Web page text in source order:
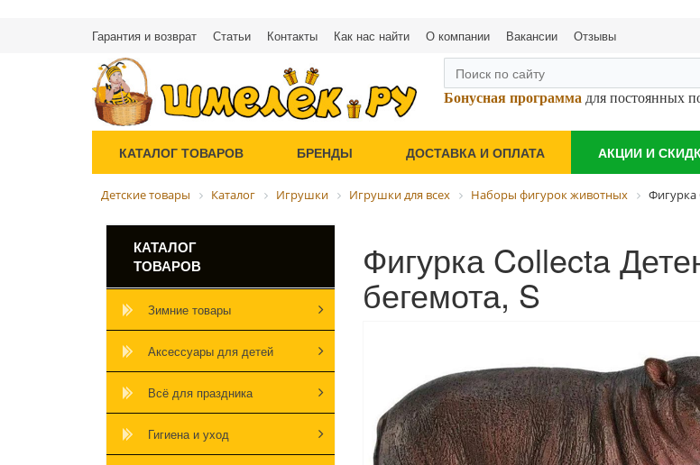
Гарантия и возврат Статьи Контакты Как нас найти О компании Вакансии Отзывы
Бонусная программа для постоянных
КАТАЛОГ ТОВАРОВ БРЕНДЫ ДОСТАВКА И ОПЛАТА АКЦИИ И
Детские товары Каталог Игрушки Игрушки для всех Наборы фигурок животных Фигурка
КАТАЛОГ
ТОВАРОВ
Зимние товары
Аксессуары для детей
Всё для праздника
Гигиена и уход
Фигурка Collecta
бегемота, S